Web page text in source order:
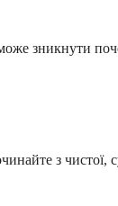
зникнути
з